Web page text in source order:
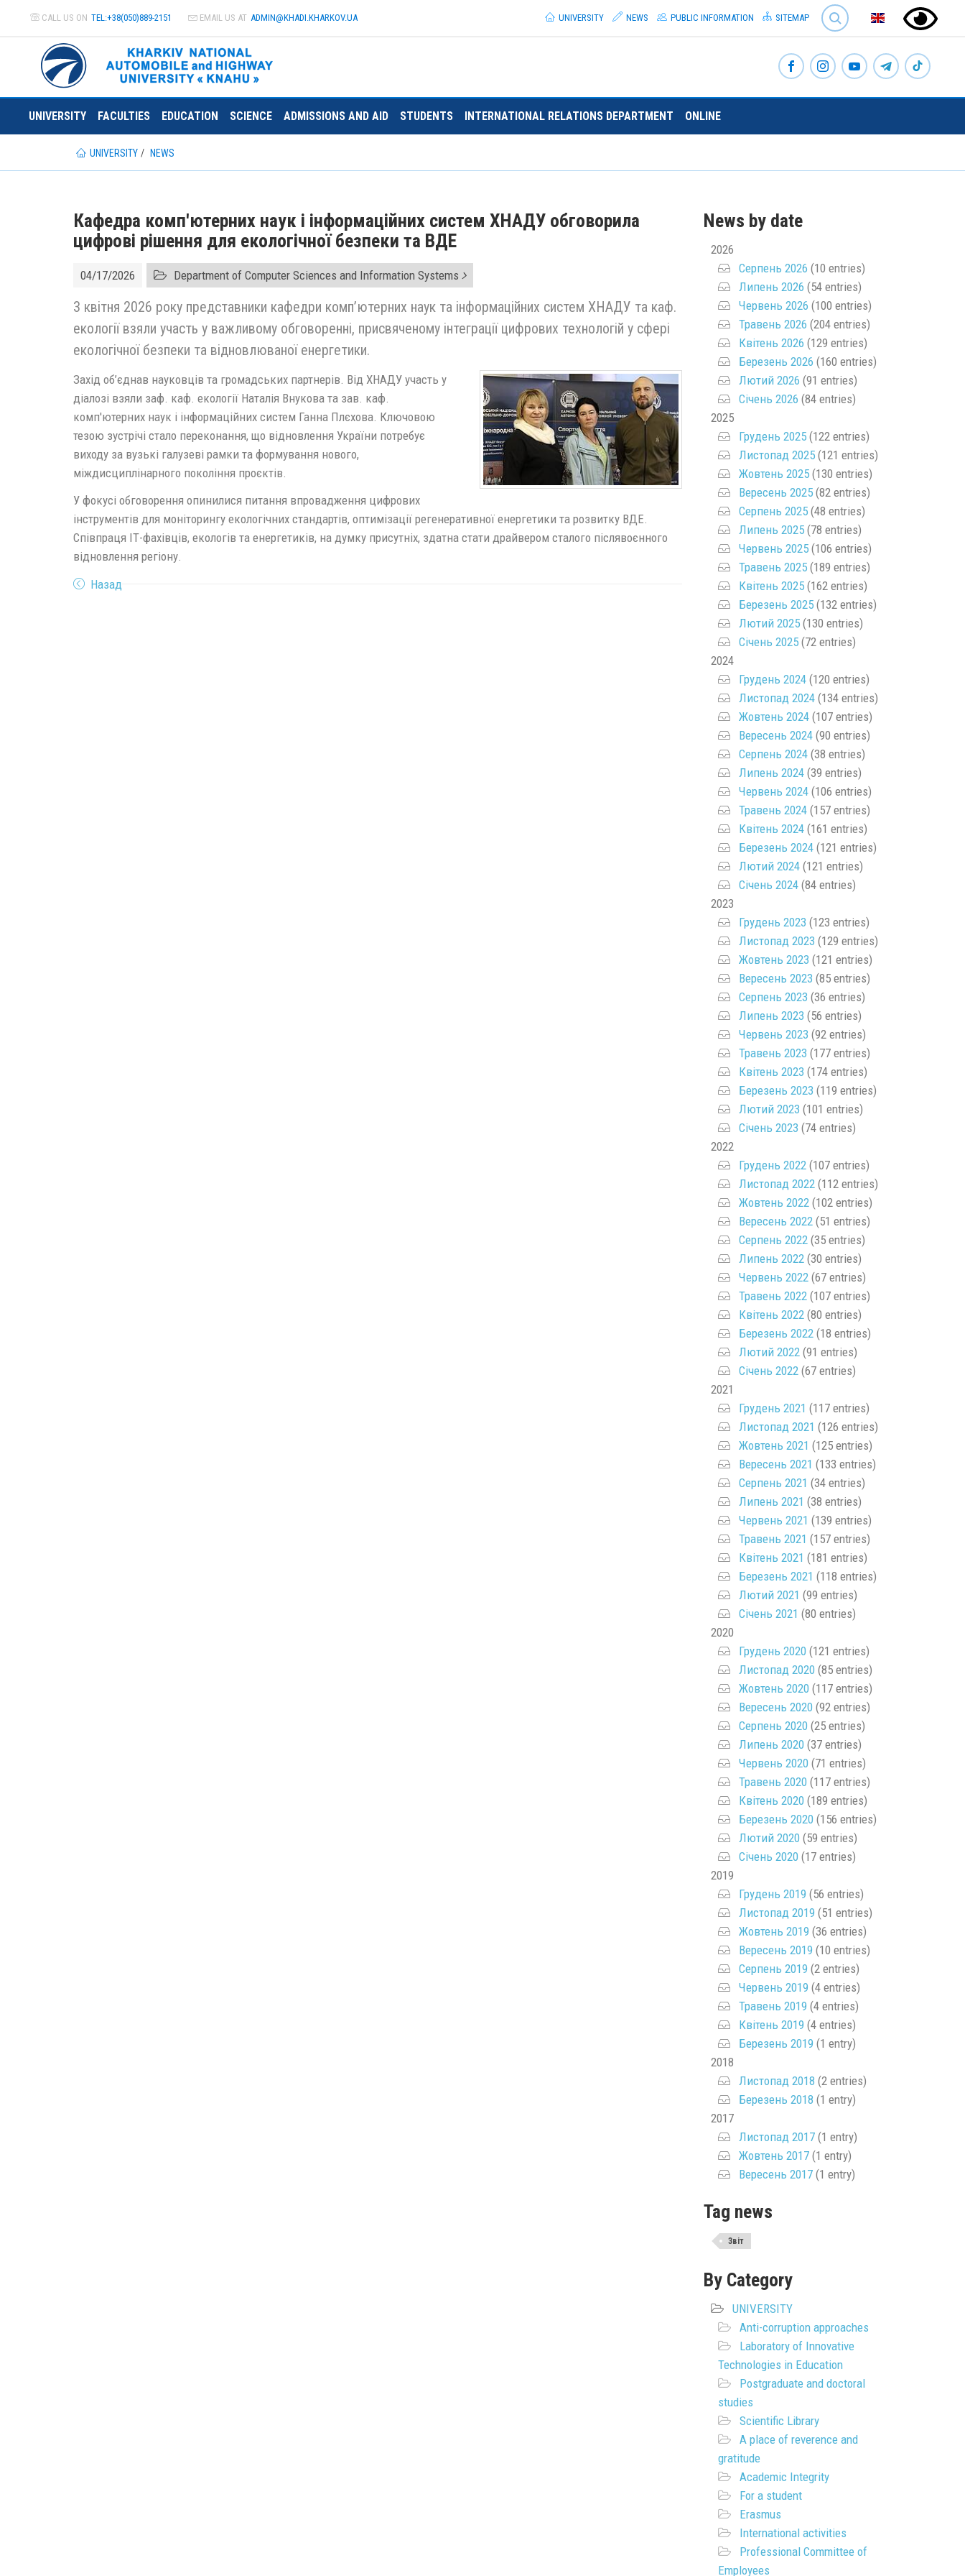
CALL US ON TEL:+38(050)889-2151 EMAIL US AT ADMIN@KHADI.KHARKOV.UA
SEARCH
UNIVERSITY
NEWS PUBLIC INFORMATION SITEMAP
UNIVERSITY FACULTIES EDUCATION SCIENCE ADMISSIONS AND AID STUDENTS INTERNATIONAL RELATIONS DEPARTMENT ONLINE
UNIVERSITY NEWS
Кафедра комп'ютерних наук і інформаційних систем ХНАДУ обговорила
цифрові рішення для екологічної безпеки та ВДЕ
04/17/2026 Department of Computer Sciences and Information Systems
3 квітня 2026 року представники кафедри комп’ютерних наук та інформаційних систем ХНАДУ та каф.
екології взяли участь у важливому обговоренні, присвяченому інтеграції цифрових технологій у сфері
екологічної безпеки та відновлюваної енергетики.
Захід об’єднав науковців та громадських партнерів. Від ХНАДУ участь у
діалозі взяли заф. каф. екології Наталія Внукова та зав. каф.
комп'ютерних наук і інформаційних систем Ганна Плєхова. Ключовою
тезою зустрічі стало переконання, що відновлення України потребує
виходу за вузькі галузеві рамки та формування нового,
міждисциплінарного покоління проєктів.
У фокусі обговорення опинилися питання впровадження цифрових
інструментів для моніторингу екологічних стандартів, оптимізації регенеративної енергетики та розвитку ВДЕ.
Співпраця ІТ-фахівців, екологів та енергетиків, на думку присутніх, здатна стати драйвером сталого післявоєнного
відновлення регіону.
Назад
News by date
2026
Серпень 2026 (10 entries)
Липень 2026 (54 entries)
Червень 2026 (100 entries)
Травень 2026 (204 entries)
Квітень 2026 (129 entries)
Березень 2026 (160 entries)
Лютий 2026 (91 entries)
Січень 2026 (84 entries)
2025
Грудень 2025(122 entries)
Листопад 2025(121 entries)
Жовтень 2025(130 entries)
Вересень 2025(82 entries)
Серпень 2025(48 entries)
Липень 2025(78 entries)
Червень 2025(106 entries)
Травень 2025(189 entries)
Квітень 2025(162 entries)
Березень 2025(132 entries)
Лютий 2025(130 entries)
Січень 2025(72 entries)
2024
Грудень 2024(120 entries)
Листопад 2024(134 entries)
Жовтень 2024(107 entries)
Вересень 2024(90 entries)
Серпень 2024(38 entries)
Липень 2024(39 entries)
Червень 2024(106 entries)
Травень 2024(157 entries)
Квітень 2024(161 entries)
Березень 2024(121 entries)
Лютий 2024(121 entries)
Січень 2024(84 entries)
2023
Грудень 2023 (123 entries)
Листопад 2023 (129 entries)
Жовтень 2023 (121 entries)
Вересень 2023 (85 entries)
Серпень 2023 (36 entries)
Липень 2023 (56 entries)
Червень 2023 (92 entries)
Травень 2023 (177 entries)
Квітень 2023 (174 entries)
Березень 2023 (119 entries)
Лютий 2023 (101 entries)
Січень 2023 (74 entries)
2022
Грудень 2022(107 entries)
Листопад 2022(112 entries)
Жовтень 2022(102 entries)
Вересень 2022(51 entries)
Серпень 2022(35 entries)
Липень 2022(30 entries)
Червень 2022(67 entries)
Травень 2022(107 entries)
Квітень 2022(80 entries)
Березень 2022(18 entries)
Лютий 2022(91 entries)
Січень 2022(67 entries)
2021
Грудень 2021 (117 entries)
Листопад 2021 (126 entries)
Жовтень 2021 (125 entries)
Вересень 2021 (133 entries)
Серпень 2021 (34 entries)
Липень 2021 (38 entries)
Червень 2021 (139 entries)
Травень 2021 (157 entries)
Квітень 2021 (181 entries)
Березень 2021 (118 entries)
Лютий 2021 (99 entries)
Січень 2021 (80 entries)
2020
Грудень 2020(121 entries)
Листопад 2020(85 entries)
Жовтень 2020(117 entries)
Вересень 2020(92 entries)
Серпень 2020(25 entries)
Липень 2020(37 entries)
Червень 2020(71 entries)
Травень 2020(117 entries)
Квітень 2020(189 entries)
Березень 2020(156 entries)
Лютий 2020(59 entries)
Січень 2020(17 entries)
2019
Грудень 2019 (56 entries)
Листопад 2019 (51 entries)
Жовтень 2019 (36 entries)
Вересень 2019 (10 entries)
Серпень 2019 (2 entries)
Червень 2019 (4 entries)
Травень 2019 (4 entries)
Квітень 2019 (4 entries)
Березень 2019 (1 entry)
2018
Листопад 2018 (2 entries)
Березень 2018 (1 entry)
2017
Листопад 2017(1 entry)
Жовтень 2017(1 entry)
Вересень 2017(1 entry)
Tag news
Звіт
By Category
UNIVERSITY
Anti-corruption approaches
Laboratory of Innovative
Technologies in Education
Postgraduate and doctoral
studies
Scientific Library
A place of reverence and
gratitude
Academic Integrity
For a student
Erasmus
International activities
Professional Committee of
Employees